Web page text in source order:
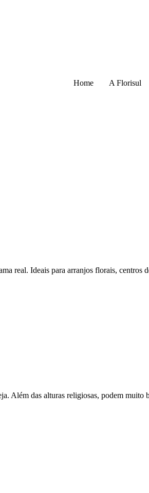
Home
A Florisul
real. Ideais para arranjos florais, centros
Além das alturas religiosas, podem muito